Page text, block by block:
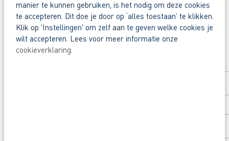
manier te kunnen gebruiken, is het nodig om deze cookies
te accepteren. Dit doe je door op ‘alles toestaan’ te klikken.
Klik op 'Instellingen' om zelf aan te geven welke cookies je
wilt accepteren. Lees voor meer informatie onze
cookieverklaring.
Why apply through AB Vakwerk?
Fast track to a permanent contract
Rated 9+ by our flex workers
Solliciteer direct